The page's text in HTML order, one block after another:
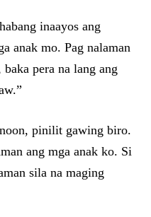
inaayos ang
anak mo. Pag nalaman
pera na lang ang
pinilit gawing biro.
ang mga anak ko. Si
sila na maging